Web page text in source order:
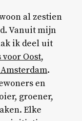
al zestien
Vanuit mijn
ik deel uit
voor Oost,
.
en
groener,
Elke